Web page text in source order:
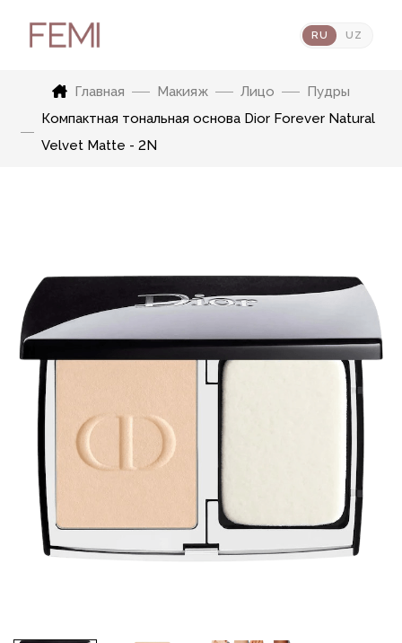
RU UZ
Главная Макияж Лицо
Пудры
Компактная тональная основа Dior Forever Natural
Velvet Matte - 2N